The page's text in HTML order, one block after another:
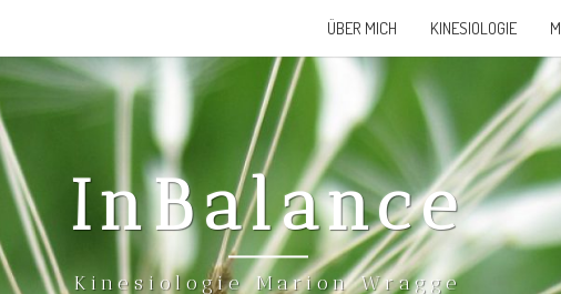
ÜBER MICH KINESIOLOGIE
InBalance
Kinesiologie Marion Wragge